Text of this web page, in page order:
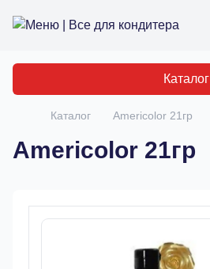
Все для кондитера
Каталог
Главная
Каталог Americolor 21гр
Americolor 21гр